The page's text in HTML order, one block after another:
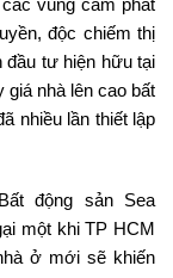
độc chiếm thị
đầu tư hiện hữu tại
giá nhà lên cao bất
nhiều lần thiết lập
động sản Sea
một khi TP HCM
ở mới sẽ khiến